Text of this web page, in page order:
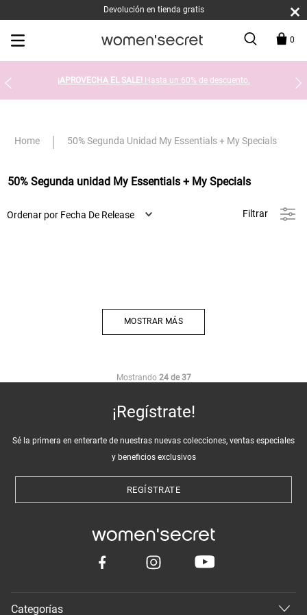
Devolución en tienda gratis
0
¡APROVECHA EL SALE! Hasta un 60% de descuento.
50% Segunda Unidad My Essentials + My Specials
50% Segunda unidad My Essentials + My Specials
Ordenar por Fecha De Release Filtrar
MOSTRAR MÁS
Mostrando 24 de 37
¡Regístrate!
Sé la primera en enterarte de nuestras nuevas colecciones, ventas especiales
y beneficios exclusivos
REGÍSTRATE
Categorías